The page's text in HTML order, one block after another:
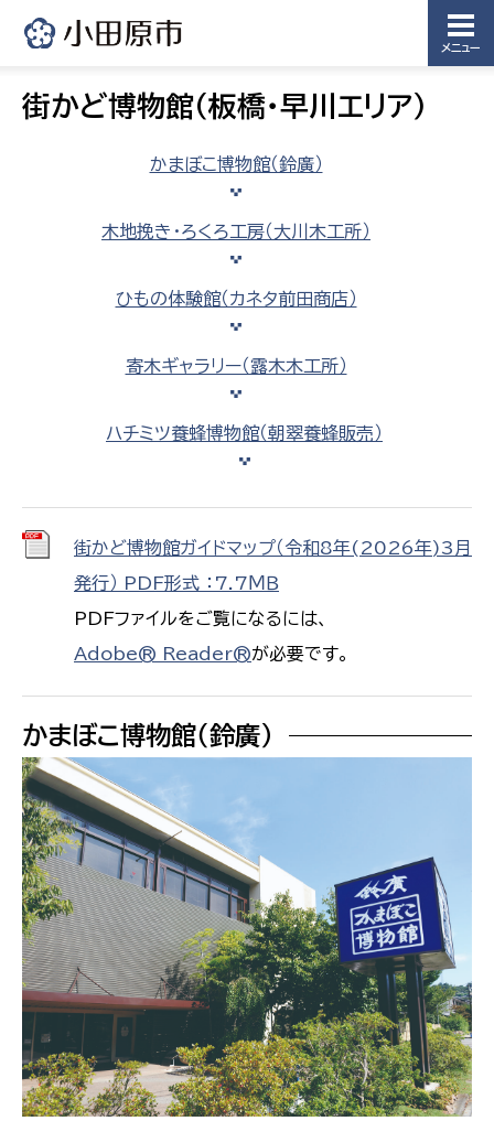
メニュー
街かど博物館（板橋・早川エリア）
かまぼこ博物館（鈴廣）
木地挽き・ろくろ工房（大川木工所）
ひもの体験館（カネタ前田商店）
寄木ギャラリー（露木木工所）
ハチミツ養蜂博物館（朝翠養蜂販売）
街かど博物館ガイドマップ（令和8年(2026年)3月
発行） PDF形式 ：7.7ＭＢ
PDFファイルをご覧になるには、
Adobe® Reader®が必要です。
かまぼこ博物館（鈴廣）